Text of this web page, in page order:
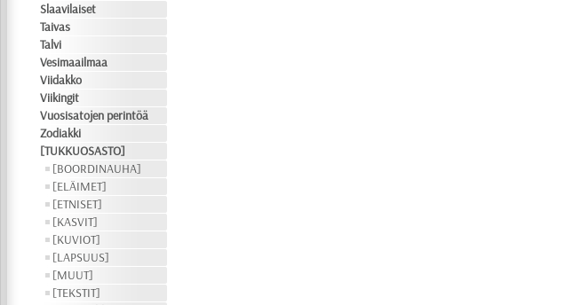
Slaavilaiset
Taivas
Talvi
Vesimaailmaa
Viidakko
Viikingit
Vuosisatojen perintöä
Zodiakki
[TUKKUOSASTO]
[BOORDINAUHA]
[ELÄIMET]
[ETNISET]
[KASVIT]
[KUVIOT]
[LAPSUUS]
[MUUT]
[TEKSTIT]